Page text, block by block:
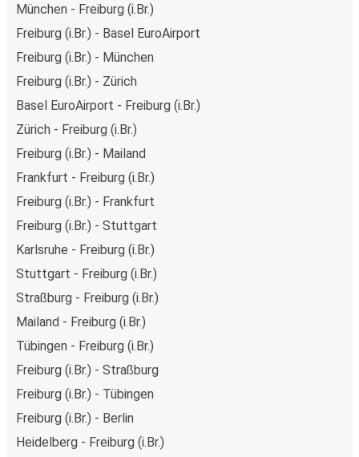
München - Freiburg (i.Br.)
Freiburg (i.Br.) - Basel EuroAirport
Freiburg (i.Br.) - München
Freiburg (i.Br.) - Zürich
Basel EuroAirport - Freiburg (i.Br.)
Zürich - Freiburg (i.Br.)
Freiburg (i.Br.) - Mailand
Frankfurt - Freiburg (i.Br.)
Freiburg (i.Br.) - Frankfurt
Freiburg (i.Br.) - Stuttgart
Karlsruhe - Freiburg (i.Br.)
Stuttgart - Freiburg (i.Br.)
Straßburg - Freiburg (i.Br.)
Mailand - Freiburg (i.Br.)
Tübingen - Freiburg (i.Br.)
Freiburg (i.Br.) - Straßburg
Freiburg (i.Br.) - Tübingen
Freiburg (i.Br.) - Berlin
Heidelberg - Freiburg (i.Br.)